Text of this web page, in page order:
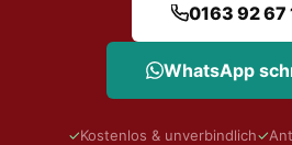
0163 92 67
WhatsApp
✓Kostenlos & unverbindlich✓